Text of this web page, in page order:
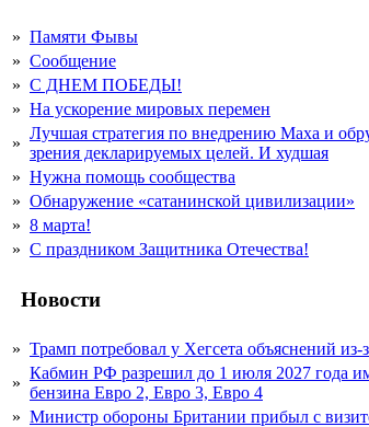
» Памяти Фывы
» Сообщение
» С ДНЕМ ПОБЕДЫ!
» На ускорение мировых перемен
»
Лучшая стратегия по внедрению Маха и
зрения декларируемых целей. И худшая
» Нужна помощь сообщества
» Обнаружение «сатанинской цивилизации»
» 8 марта!
» С праздником Защитника Отечества!
Новости
» Трамп потребовал у Хегсета объяснений из-
»
Кабмин РФ разрешил до 1 июля 2027 года
бензина Евро 2, Евро 3, Евро 4
» Министр обороны Британии прибыл с